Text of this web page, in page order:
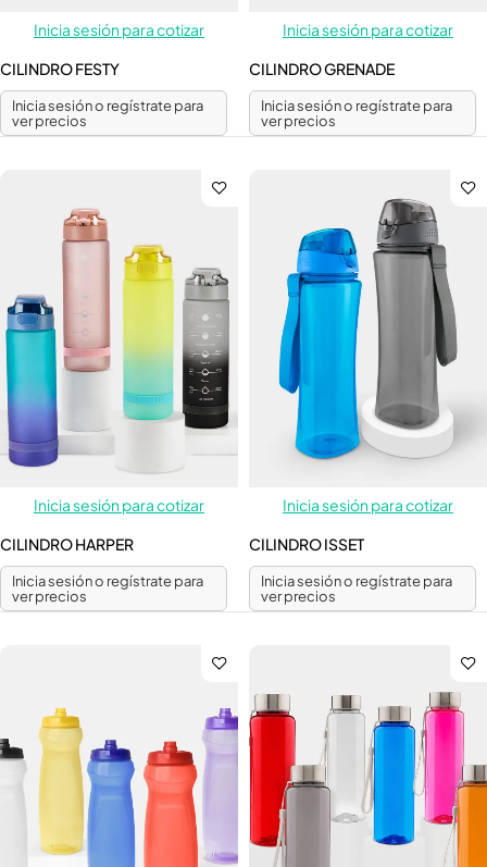
Inicia sesión para cotizar
CILINDRO FESTY
Inicia sesión o regístrate para
ver precios
Inicia sesión para cotizar
CILINDRO GRENADE
Inicia sesión o regístrate para
ver precios
Inicia sesión para cotizar
CILINDRO HARPER
Inicia sesión o regístrate para
ver precios
Inicia sesión para cotizar
CILINDRO ISSET
Inicia sesión o regístrate para
ver precios